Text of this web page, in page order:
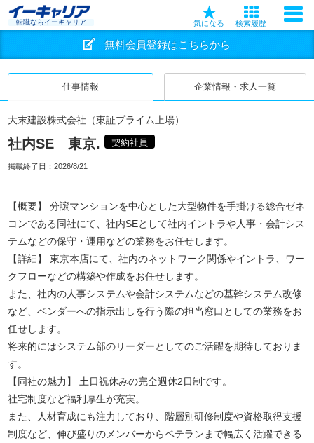
転職ならイーキャリア 気になる 検索履歴
無料会員登録はこちらから
仕事情報 企業情報・求人一覧
大末建設株式会社（東証プライム上場）
社内SE 東京. 契約社員
掲載終了日： 2026/8/21
【概要】 分譲マンションを中心とした大型物件を手掛ける総合ゼネ
コンである同社にて、社内SEとして社内イントラや人事・会計シス
テムなどの保守・運用などの業務をお任せします。
【詳細】 東京本店にて、社内のネットワーク関係やイントラ、ワー
クフローなどの構築や作成をお任せします。
また、社内の人事システムや会計システムなどの基幹システム改修
など、ベンダーへの指示出しを行う際の担当窓口としての業務をお
任せします。
将来的にはシステム部のリーダーとしてのご活躍を期待しておりま
す。
【同社の魅力】 土日祝休みの完全週休2日制です。
社宅制度など福利厚生が充実。
また、人材育成にも注力しており、階層別研修制度や資格取得支援
制度など、伸び盛りのメンバーからベテランまで幅広く活躍できる